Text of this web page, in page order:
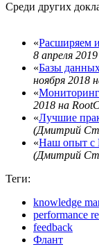
Среди других
«Расширяем
8 апреля
«Базы
ноября 2018
«
2018 на
«Лучшие
(Дмитрий
«Наш опыт с
(Дмитрий
Теги:
knowledge
performance
feedback
Флант